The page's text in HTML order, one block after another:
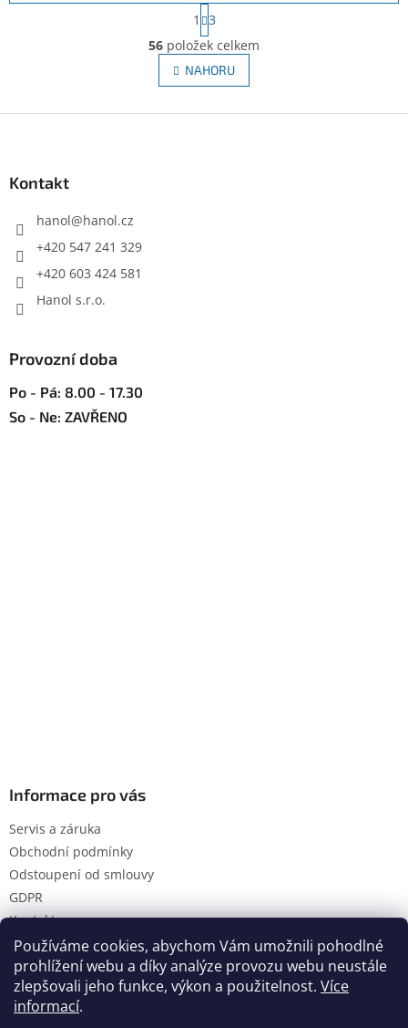
Používáme cookies, abychom Vám umožnili pohodlné
prohlížení webu a díky analýze provozu webu neustále
zlepšovali jeho funkce, výkon a použitelnost. Více
informací.
O
v
l
á
S
t
r
á
n
k
v
1
3
56 položek celkem
NAHORU
Kontakt
hanol@hanol.cz
+420 547 241 329
+420 603 424 581
Hanol s.r.o.
Provozní doba
Po - Pá: 8.00 - 17.30
So - Ne: ZAVŘENO
Informace pro vás
Servis a záruka
Obchodní podmínky
Odstoupení od smlouvy
GDPR
Kontakty
Vytvořil Shoptet